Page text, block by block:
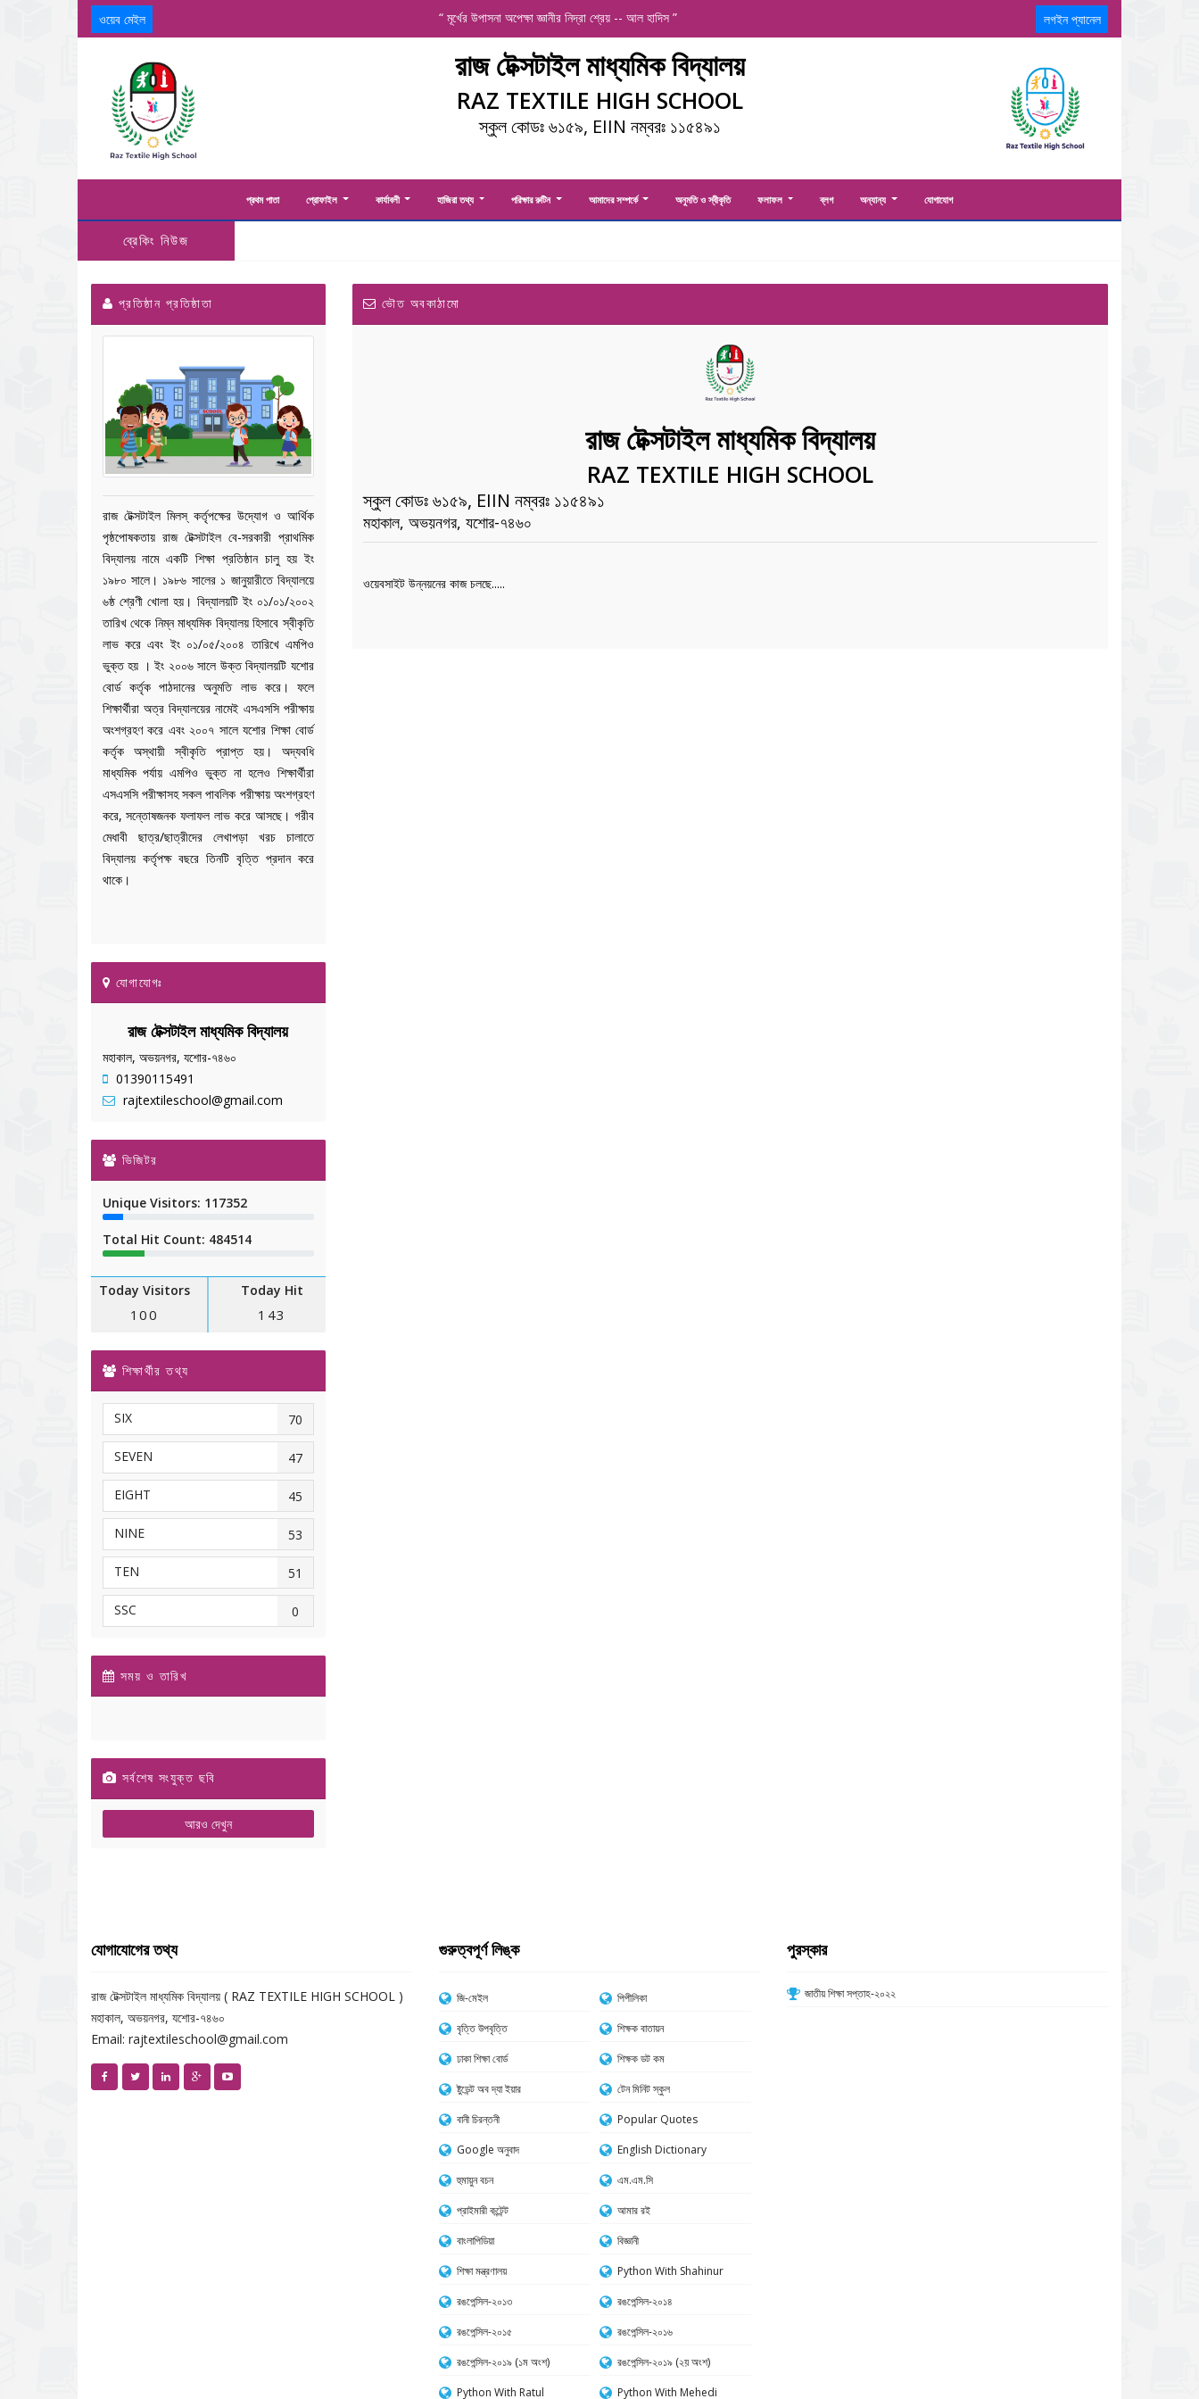
ওয়েব মেইল “ মূর্খের উপাসনা অপেক্ষা জ্ঞানীর নিদ্রা শ্রেয় -- আল হাদিস ” লগইন প্যানেল
রাজ টেক্সটাইল মাধ্যমিক বিদ্যালয়
RAZ TEXTILE HIGH SCHOOL
স্কুল কোডঃ ৬১৫৯, EIIN নম্বরঃ ১১৫৪৯১
প্রথম পাতা প্রোফাইল কার্যাবলী হাজিরা তথ্য পরিক্ষার রুটিন আমাদের সম্পর্কে অনুমতি ও স্বীকৃতি ফলাফল ব্লগ অন্যান্য যোগাযোগ
ব্রেকিং নিউজ
প্রতিষ্ঠান প্রতিষ্ঠাতা
রাজ টেক্সটাইল মিলস্ কর্তৃপক্ষের উদ্যোগ ও আর্থিক
পৃষ্ঠপোষকতায় রাজ টেক্সটাইল বে-সরকারী প্রাথমিক
বিদ্যালয় নামে একটি শিক্ষা প্রতিষ্ঠান চালু হয় ইং
১৯৮০ সালে। ১৯৮৬ সালের ১ জানুয়ারীতে বিদ্যালয়ে
৬ষ্ঠ শ্রেণী খোলা হয়। বিদ্যালয়টি ইং ০১/০১/২০০২
তারিখ থেকে নিম্ন মাধ্যমিক বিদ্যালয় হিসাবে স্বীকৃতি
লাভ করে এবং ইং ০১/০৫/২০০৪ তারিখে এমপিও
ভুক্ত হয় । ইং ২০০৬ সালে উক্ত বিদ্যালয়টি যশোর
বোর্ড কর্তৃক পাঠদানের অনুমতি লাভ করে। ফলে
শিক্ষার্থীরা অত্র বিদ্যালয়ের নামেই এসএসসি পরীক্ষায়
অংশগ্রহণ করে এবং ২০০৭ সালে যশোর শিক্ষা বোর্ড
কর্তৃক অস্থায়ী স্বীকৃতি প্রাপ্ত হয়। অদ্যবধি
মাধ্যমিক পর্যায় এমপিও ভুক্ত না হলেও শিক্ষার্থীরা
এসএসসি পরীক্ষাসহ সকল পাবলিক পরীক্ষায় অংশগ্রহণ
করে, সন্তোষজনক ফলাফল লাভ করে আসছে। গরীব
মেধাবী ছাত্র/ছাত্রীদের লেখাপড়া খরচ চালাতে
বিদ্যালয় কর্তৃপক্ষ বছরে তিনটি বৃত্তি প্রদান করে
থাকে।
যোগাযোগঃ
রাজ টেক্সটাইল মাধ্যমিক বিদ্যালয়
মহাকাল, অভয়নগর, যশোর-৭৪৬০
01390115491
rajtextileschool@gmail.com
ভিজিটর
Unique Visitors: 117352
Total Hit Count: 484514
Today Visitors
100
Today Hit
143
শিক্ষার্থীর তথ্য
SIX 70
SEVEN 47
EIGHT 45
NINE 53
TEN 51
SSC 0
সময় ও তারিখ
সর্বশেষ সংযুক্ত ছবি
আরও দেখুন
ভৌত অবকাঠামো
রাজ টেক্সটাইল মাধ্যমিক বিদ্যালয়
RAZ TEXTILE HIGH SCHOOL
স্কুল কোডঃ ৬১৫৯, EIIN নম্বরঃ ১১৫৪৯১
মহাকাল, অভয়নগর, যশোর-৭৪৬০
ওয়েবসাইট উন্নয়নের কাজ চলছে.....
যোগাযোগের তথ্য
রাজ টেক্সটাইল মাধ্যমিক বিদ্যালয় ( RAZ TEXTILE HIGH SCHOOL )
মহাকাল, অভয়নগর, যশোর-৭৪৬০
Email: rajtextileschool@gmail.com
গুরুত্বপূর্ণ লিঙ্ক
জি-মেইল
পিপীলিকা
বৃত্তি উপবৃত্তি
শিক্ষক বাতায়ন
ঢাকা শিক্ষা বোর্ড
শিক্ষক ডট কম
ষ্টুডেন্ট অব দ্যা ইয়ার
টেন মিনিট স্কুল
বানী চিরন্তনী
Popular Quotes
Google অনুবাদ
English Dictionary
হুমায়ুন বচন
এম.এম.সি
প্রাইমারী কন্টেন্ট
আমার রই
বাংলাপিডিয়া
বিজ্ঞানী
শিক্ষা মন্ত্রণালয়
Python With Shahinur
রঙপেন্সিল-২০১৩
রঙপেন্সিল-২০১৪
রঙপেন্সিল-২০১৫
রঙপেন্সিল-২০১৬
রঙপেন্সিল-২০১৯ (১ম অংশ)
রঙপেন্সিল-২০১৯ (২য় অংশ)
Python With Ratul
Python With Mehedi
পুরস্কার
জাতীয় শিক্ষা সপ্তাহ-২০২২